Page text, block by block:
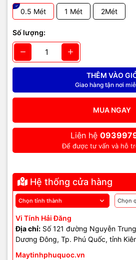
0.5 Mét
1 Mét 2Mét
Số lượng:
THÊM VÀO
Giao hàng tận nơi
MUA NGAY
Liên hệ
Để được tư vấn và hỗ
Hệ thống cửa hàng
Vi Tính Hải Đăng
Địa chỉ: Số 121 đường Nguyễn
Dương Đông, Tp. Phú Quốc, tỉnh
Maytinhphuquoc.vn